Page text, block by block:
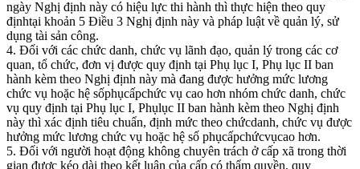
ngày Nghị định này có hiệu lực thi hành thì thực hiện theo quy
địnhtại khoản 5 Điều 3 Nghị định này và pháp luật về quản lý, sử
dụng tài sản công.
4. Đối với các chức danh, chức vụ lãnh đạo, quản lý trong các cơ
quan, tổ chức, đơn vị được quy định tại Phụ lục I, Phụ lục II ban
hành kèm theo Nghị định này mà đang được hưởng mức lương
chức vụ hoặc hệ sốphụcấpchức vụ cao hơn nhóm chức danh, chức
vụ quy định tại Phụ lục I, Phụlục II ban hành kèm theo Nghị định
này thì xác định tiêu chuẩn, định mức theo chứcdanh, chức vụ được
hưởng mức lương chức vụ hoặc hệ số phụcấpchứcvụcao hơn.
5. Đối với người hoạt động không chuyên trách ở cấp xã trong thời
gian được kéo dài theo kết luận của cấp có thẩm quyền, quy